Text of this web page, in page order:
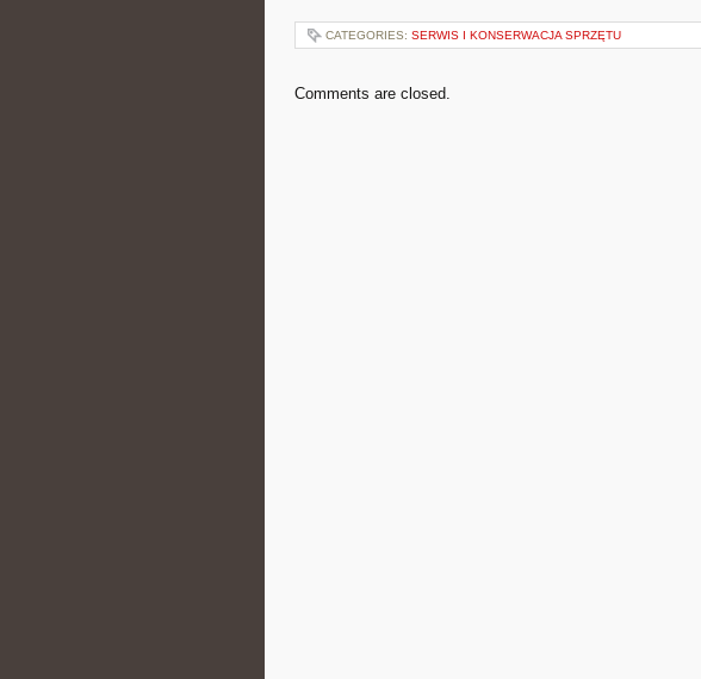
CATEGORIES: SERWIS I KONSERWACJA SPRZĘTU
Comments are closed.